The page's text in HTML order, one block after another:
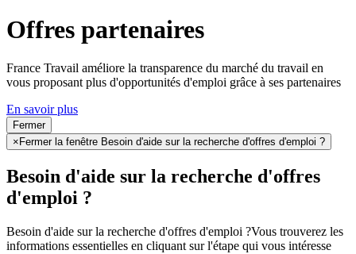
Offres partenaires
France Travail améliore la transparence du marché du travail en
vous proposant plus d'opportunités d'emploi grâce à ses partenaires
En savoir plus
Fermer
× Fermer la fenêtre Besoin d'aide sur la recherche d'offres d'emploi ?
Besoin d'aide sur la recherche d'offres
d'emploi ?
Besoin d'aide sur la recherche d'offres d'emploi ?Vous trouverez les
informations essentielles en cliquant sur l'étape qui vous intéresse